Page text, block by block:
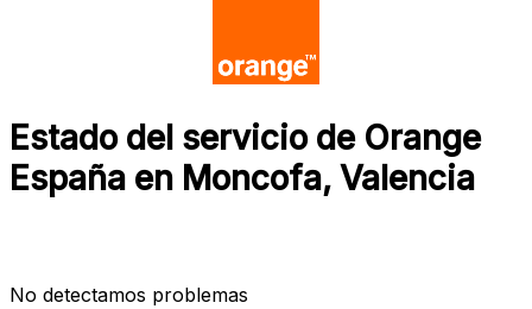
Estado del servicio de Orange
España en Moncofa, Valencia
No detectamos problemas